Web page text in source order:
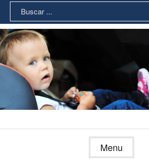
content
Search
for:
Menu